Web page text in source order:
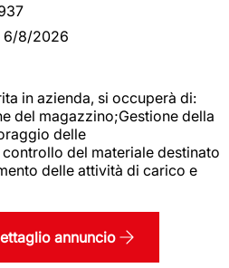
6/8/2026
in azienda, si occuperà di:
del magazzino;Gestione della
delle
del materiale destinato
delle attività di carico e
annuncio